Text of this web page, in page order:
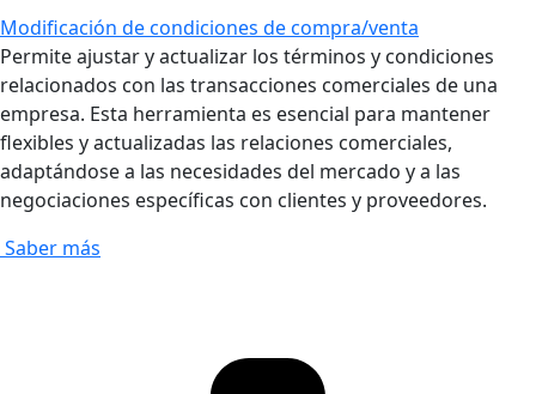
Modificación de condiciones de compra/venta
Permite ajustar y actualizar los términos y condiciones
relacionados con las transacciones comerciales de una
empresa. Esta herramienta es esencial para mantener
flexibles y actualizadas las relaciones comerciales,
adaptándose a las necesidades del mercado y a las
negociaciones específicas con clientes y proveedores.
Saber más